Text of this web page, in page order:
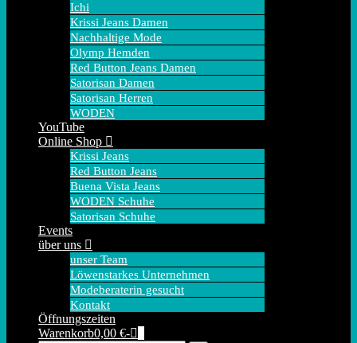
Ichi
Krissi Jeans Damen
Nachhaltige Mode
Olymp Hemden
Red Button Jeans Damen
Satorisan Damen
Satorisan Herren
WODEN
YouTube
Online Shop
Krissi Jeans
Red Button Jeans
Buena Vista Jeans
WODEN Schuhe
Satorisan Schuhe
Events
über uns
unser Team
Löwenstarkes Unternehmen
Modeberaterin gesucht
Kontakt
Öffnungszeiten
Warenkorb
Warenkorb0,00 €-